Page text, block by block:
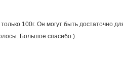
100г. Он могут быть достаточно
Большое спасибо:)